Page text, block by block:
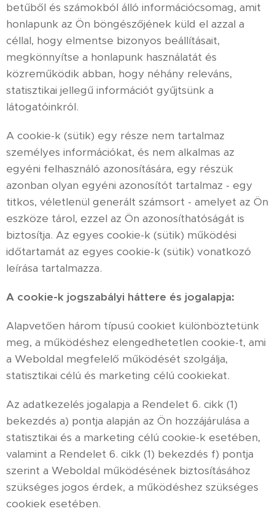
betűből és számokból álló információcsomag, amit
honlapunk az Ön böngészőjének küld el azzal a
céllal, hogy elmentse bizonyos beállításait,
megkönnyítse a honlapunk használatát és
közreműködik abban, hogy néhány releváns,
statisztikai jellegű információt gyűjtsünk a
látogatóinkról.
A cookie-k (sütik) egy része nem tartalmaz
személyes információkat, és nem alkalmas az
egyéni felhasználó azonosítására, egy részük
azonban olyan egyéni azonosítót tartalmaz - egy
titkos, véletlenül generált számsort - amelyet az Ön
eszköze tárol, ezzel az Ön azonosíthatóságát is
biztosítja. Az egyes cookie-k (sütik) működési
időtartamát az egyes cookie-k (sütik) vonatkozó
leírása tartalmazza.
A cookie-k jogszabályi háttere és jogalapja:
Alapvetően három típusú cookiet különböztetünk
meg, a működéshez elengedhetetlen cookie-t, ami
a Weboldal megfelelő működését szolgálja,
statisztikai célú és marketing célú cookiekat.
Az adatkezelés jogalapja a Rendelet 6. cikk (1)
bekezdés a) pontja alapján az Ön hozzájárulása a
statisztikai és a marketing célú cookie-k esetében,
valamint a Rendelet 6. cikk (1) bekezdés f) pontja
szerint a Weboldal működésének biztosításához
szükséges jogos érdek, a működéshez szükséges
cookiek esetében.